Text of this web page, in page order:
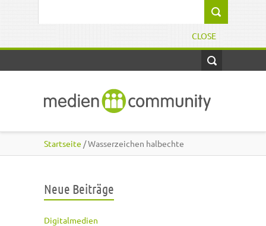
CLOSE
Startseite / Wasserzeichen halbechte
Neue Beiträge
Digitalmedien